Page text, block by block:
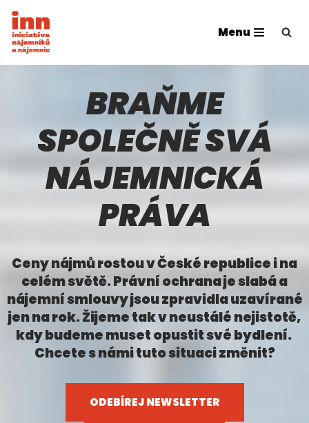
Přeskočit
na
obsah
Menu
BRAŇME
SPOLEČNĚ SVÁ
NÁJEMNICKÁ
PRÁVA
Ceny nájmů rostou v České republice i na
celém světě. Právní ochrana je slabá a
nájemní smlouvy jsou zpravidla uzavírané
jen na rok. Žijeme tak v neustálé nejistotě,
kdy budeme muset opustit své bydlení.
Chcete s námi tuto situaci změnit?
ODEBÍREJ NEWSLETTER